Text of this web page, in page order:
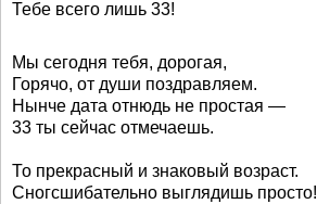
Тебе всего лишь 33!
Мы сегодня тебя, дорогая,
Горячо, от души поздравляем.
Нынче дата отнюдь не простая —
33 ты сейчас отмечаешь.
То прекрасный и знаковый возраст.
Сногсшибательно выглядишь просто!